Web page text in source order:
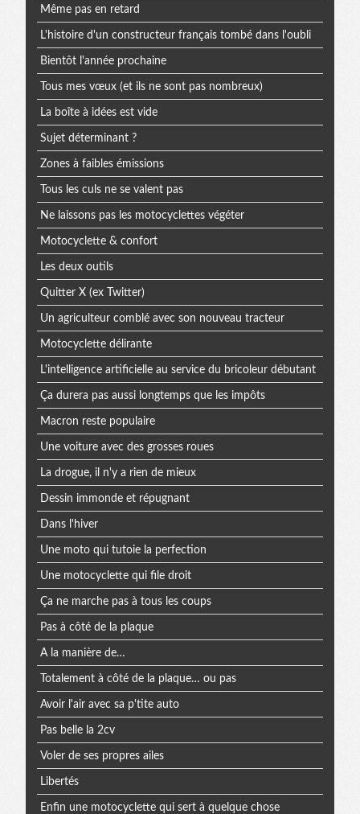
Même pas en retard
L'histoire d'un constructeur français tombé dans l'oubli
Bientôt l'année prochaine
Tous mes vœux (et ils ne sont pas nombreux)
La boîte à idées est vide
Sujet déterminant ?
Zones à faibles émissions
Tous les culs ne se valent pas
Ne laissons pas les motocyclettes végéter
Motocyclette & confort
Les deux outils
Quitter X (ex Twitter)
Un agriculteur comblé avec son nouveau tracteur
Motocyclette délirante
L'intelligence artificielle au service du bricoleur débutant
Ça durera pas aussi longtemps que les impôts
Macron reste populaire
Une voiture avec des grosses roues
La drogue, il n'y a rien de mieux
Dessin immonde et répugnant
Dans l'hiver
Une moto qui tutoie la perfection
Une motocyclette qui file droit
Ça ne marche pas à tous les coups
Pas à côté de la plaque
A la manière de…
Totalement à côté de la plaque… ou pas
Avoir l'air avec sa p'tite auto
Pas belle la 2cv
Voler de ses propres ailes
Libertés
Enfin une motocyclette qui sert à quelque chose